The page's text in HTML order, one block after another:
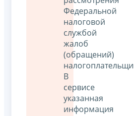
Федеральной
налоговой
службой
жалоб
(обращений)
В
сервисе
указанная
информация